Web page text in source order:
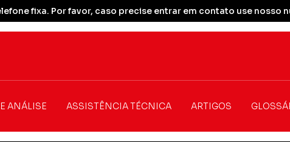
fixa. Por favor, caso precise entrar em contato use nosso
ANÁLISE ASSISTÊNCIA TÉCNICA ARTIGOS